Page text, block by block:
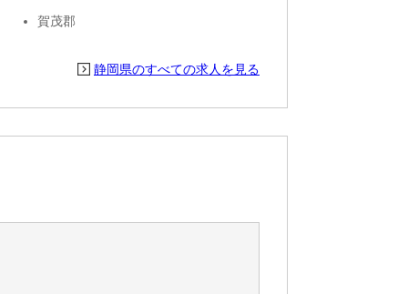
賀茂郡
静岡県のすべての求人を見る